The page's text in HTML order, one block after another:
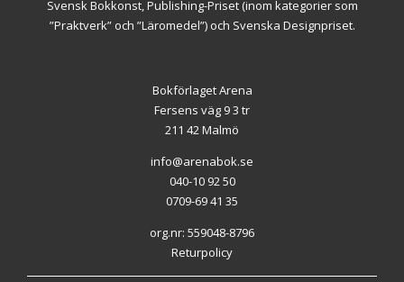
Svensk Bokkonst, Publishing-Priset (inom kategorier som
”Praktverk” och ”Läromedel”) och Svenska Designpriset.
Bokförlaget Arena
Fersens väg 9 3 tr
211 42 Malmö
info@arenabok.se
040-10 92 50
0709-69 41 35
org.nr: 559048-8796
Returpolicy